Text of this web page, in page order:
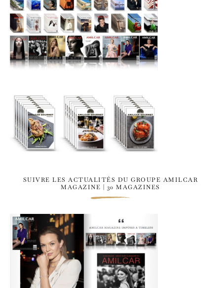
SUIVRE LES ACTUALITÉS DU GROUPE AMILCAR
MAGAZINE | 30 MAGAZINES